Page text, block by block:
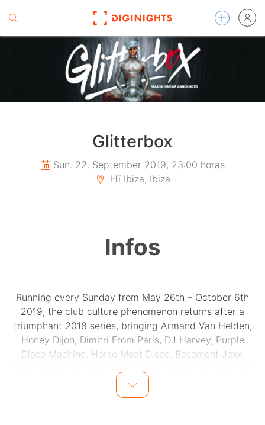
Glitterbox
Sun. 22. September 2019, 23:00 horas
Hï Ibiza, Ibiza
Infos
Running every Sunday from May 26th – October 6th
2019, the club culture phenomenon returns after a
triumphant 2018 series, bringing Armand Van Helden,
Honey Dijon, Dimitri From Paris, DJ Harvey, Purple
Disco Machine, Horse Meat Disco, Basement Jaxx,
many more. Joining forces with Ibiza’s most sensational
party destination once again, Glitterbox will feature yet